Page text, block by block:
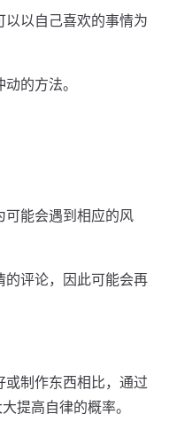
以自己喜欢的事情为
的方法。
可能会遇到相应的风
的评论，因此可能会再
制作东西相比，通过
提高自律的概率。